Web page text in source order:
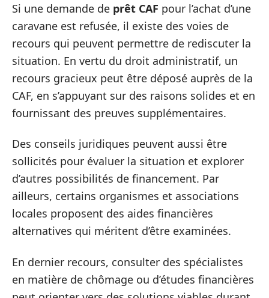
Si une demande de prêt CAF pour l’achat d’une
caravane est refusée, il existe des voies de
recours qui peuvent permettre de rediscuter la
situation. En vertu du droit administratif, un
recours gracieux peut être déposé auprès de la
CAF, en s’appuyant sur des raisons solides et en
fournissant des preuves supplémentaires.
Des conseils juridiques peuvent aussi être
sollicités pour évaluer la situation et explorer
d’autres possibilités de financement. Par
ailleurs, certains organismes et associations
locales proposent des aides financières
alternatives qui méritent d’être examinées.
En dernier recours, consulter des spécialistes
en matière de chômage ou d’études financières